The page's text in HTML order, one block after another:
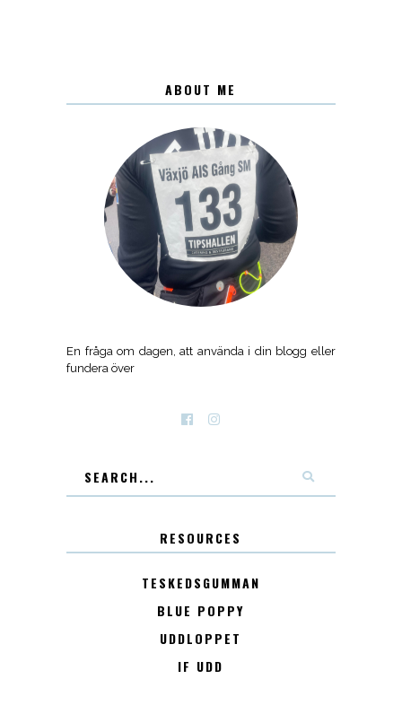
ABOUT ME
En fråga om dagen, att använda i din blogg eller
fundera över
RESOURCES
TESKEDSGUMMAN
BLUE POPPY
UDDLOPPET
IF UDD